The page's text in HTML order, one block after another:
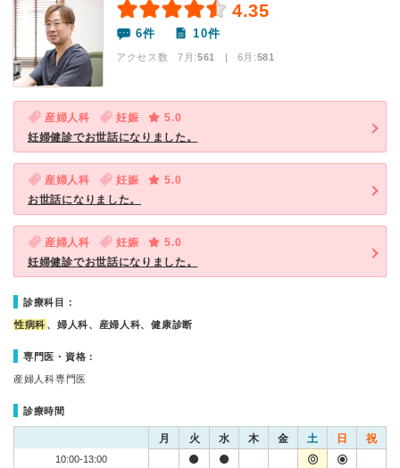
4.35
6件 10件
アクセス数 7月:561 | 6月:581
産婦人科 妊娠
5.0
妊婦健診でお世話になりました。
産婦人科 妊娠
5.0
お世話になりました。
産婦人科 妊娠
5.0
妊婦健診でお世話になりました。
診療科目：
性病科 、婦人科、産婦人科、健康診断
専門医・資格：
産婦人科専門医
診療時間
月 火 水 木 金 土 日 祝
10:00-13:00